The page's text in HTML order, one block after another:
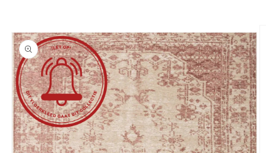
naar productinformatie